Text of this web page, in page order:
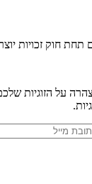
תחת חוק זכויות
על הזוגיות